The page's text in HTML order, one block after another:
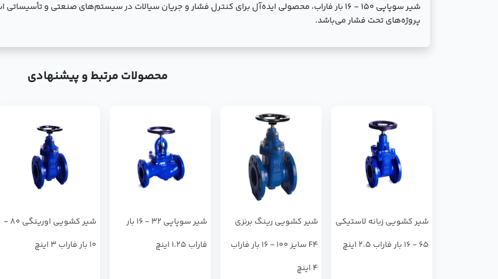
شیر سوپاپی 150 - 16 بار فاراب، محصولی ایده‌آل برای کنترل فشار و جریان سیالات در سیستم‌های صنعتی و
پروژه‌های تحت فشار می‌باشد.
محصولات مرتبط و پیشنهادی
شير كشويي زبانه لاستيكي
65 - 16 بار فاراب 2.5 اینچ
شير كشويي رينگ برنزي
F4 سايز 100 - 16 بار فاراب
4 اینچ
شير سوپاپي 32 - 16 بار
فاراب 1.25 اینچ
شير كشويي اورينگي 80 -
10 بار فاراب 3 اینچ